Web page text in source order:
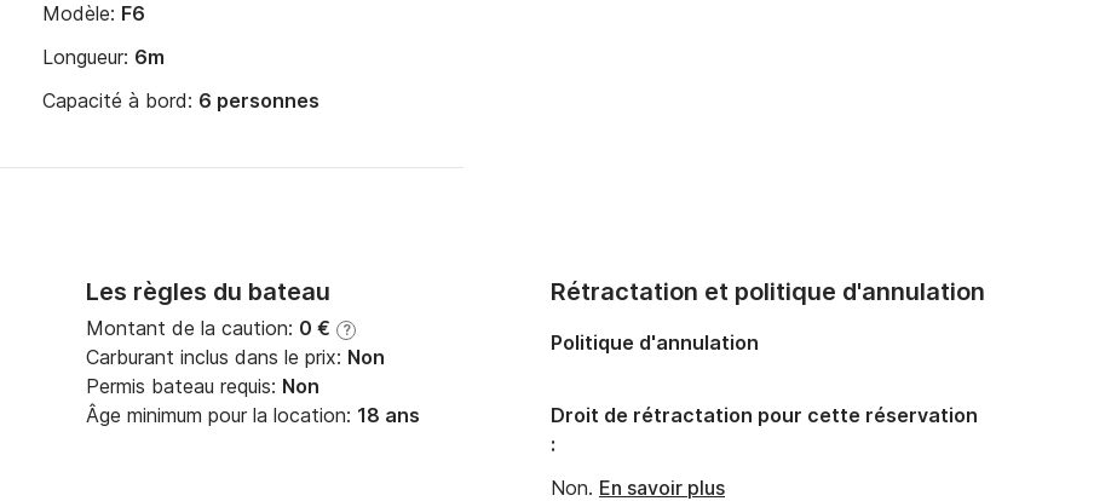
Modèle: F6
Longueur: 6m
Capacité à bord: 6 personnes
Les règles du bateau
Montant de la caution: 0 € ?
Carburant inclus dans le prix: Non
Permis bateau requis: Non
Âge minimum pour la location: 18 ans
Rétractation et politique d'annulation
Politique d'annulation
Droit de rétractation pour cette réservation
:
Non. En savoir plus